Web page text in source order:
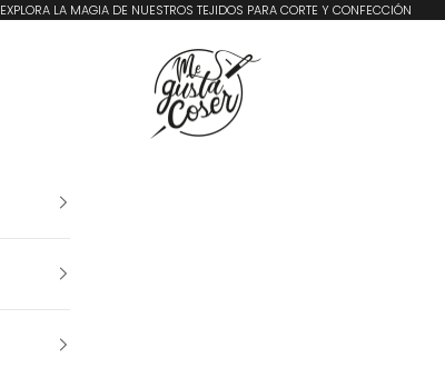
EXPLORA LA MAGIA DE NUESTROS TEJIDOS PARA CORTE Y CONFECCIÓN
Me Gusta Coser